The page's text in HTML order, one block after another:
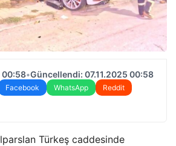
00:58•Güncellendi: 07.11.2025 00:58
Facebook WhatsApp
Reddit
Türkeş caddesinde